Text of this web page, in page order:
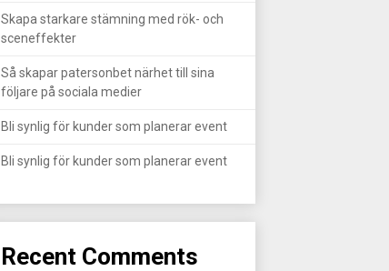
Skapa starkare stämning med rök- och
sceneffekter
Så skapar patersonbet närhet till sina
följare på sociala medier
Bli synlig för kunder som planerar event
Bli synlig för kunder som planerar event
Recent Comments